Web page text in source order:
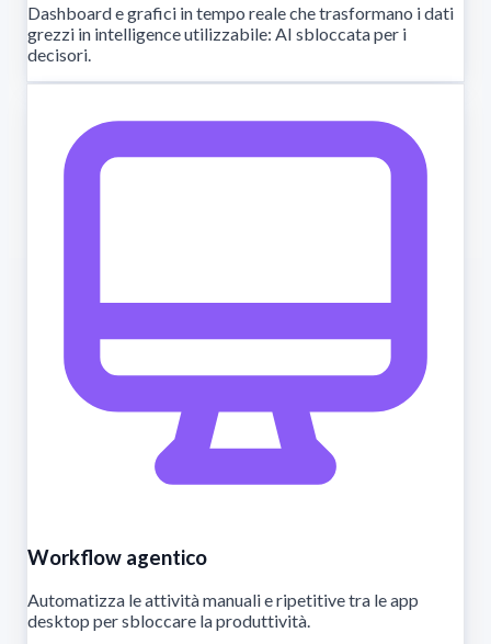
Dashboard e grafici in tempo reale che trasformano i dati
grezzi in intelligence utilizzabile: AI sbloccata per i
decisori.
Workflow agentico
Automatizza le attività manuali e ripetitive tra le app
desktop per sbloccare la produttività.